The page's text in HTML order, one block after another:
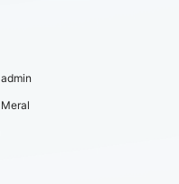
admin
Meral